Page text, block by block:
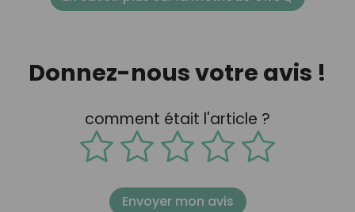
Donnez-nous votre avis !
comment était l'article ?
Envoyer mon avis